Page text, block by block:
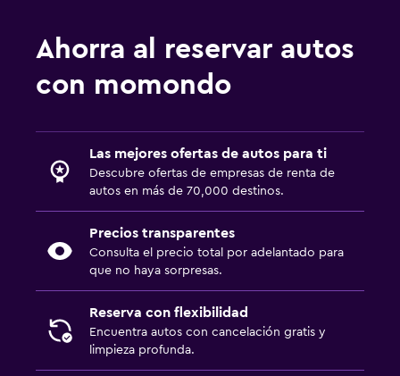
Ahorra al reservar autos
con momondo
Las mejores ofertas de autos para ti
Descubre ofertas de empresas de renta de
autos en más de 70,000 destinos.
Precios transparentes
Consulta el precio total por adelantado para
que no haya sorpresas.
Reserva con flexibilidad
Encuentra autos con cancelación gratis y
limpieza profunda.